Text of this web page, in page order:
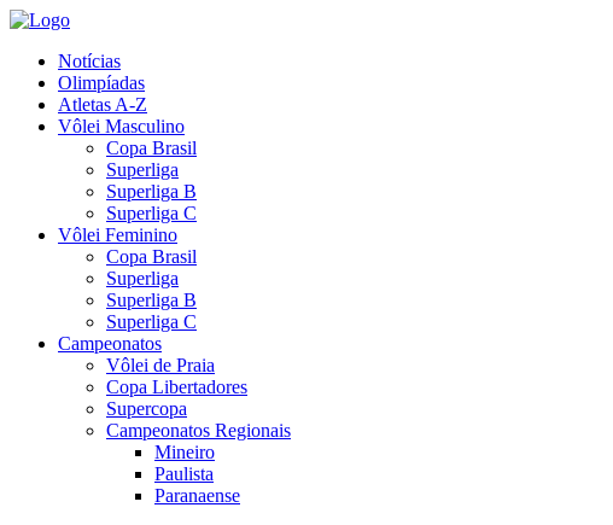
Notícias
Olimpíadas
Atletas A-Z
Vôlei Masculino
Copa Brasil
Superliga
Superliga B
Superliga C
Vôlei Feminino
Copa Brasil
Superliga
Superliga B
Superliga C
Campeonatos
Vôlei de Praia
Copa Libertadores
Supercopa
Campeonatos Regionais
Mineiro
Paulista
Paranaense